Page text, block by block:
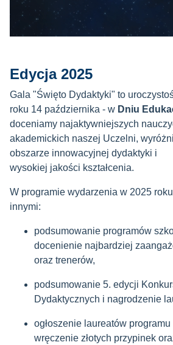
Edycja 2025
Gala "Święto Dydaktyki" to
roku 14 października - w Dniu
doceniamy najaktywniejszych
akademickich naszej Uczelni,
obszarze innowacyjnej dydaktyki i
wysokiej jakości kształcenia.
W programie wydarzenia w 2025
innymi:
podsumowanie programów
docenienie najbardziej
oraz trenerów,
podsumowanie 5. edycji
Dydaktycznych i nagrodzenie
ogłoszenie laureatów
wręczenie złotych przypinek